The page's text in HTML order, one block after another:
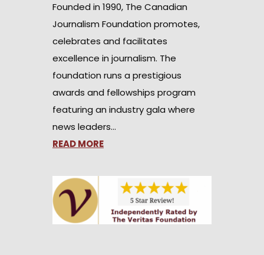
Founded in 1990, The Canadian
Journalism Foundation promotes,
celebrates and facilitates
excellence in journalism. The
foundation runs a prestigious
awards and fellowships program
featuring an industry gala where
news leaders…
READ MORE